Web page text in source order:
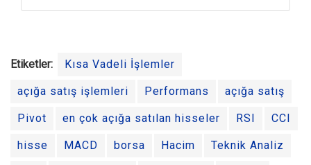
Etiketler: Kısa Vadeli İşlemler
açığa satış işlemleri Performans açığa satış
Pivot en çok açığa satılan hisseler RSI CCI
hisse MACD borsa Hacim Teknik Analiz